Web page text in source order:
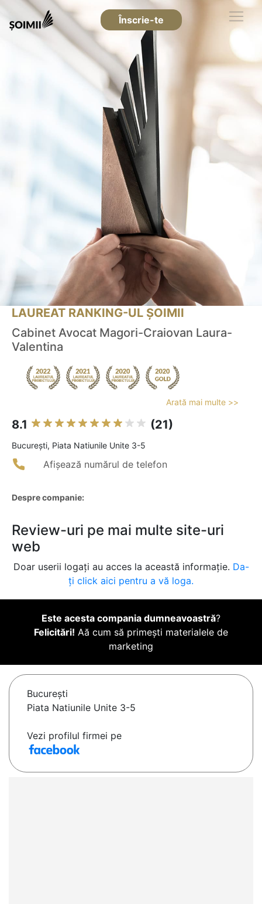
Înscrie-te
LAUREAT RANKING-UL ȘOIMII
Cabinet Avocat Magori-Craiovan Laura-
Valentina
Arată mai multe >>
8.1 (21)
Bucureşti, Piata Natiunile Unite 3-5
Afișează numărul de telefon
Despre companie:
Review-uri pe mai multe site-uri
web
Doar userii logați au acces la această informație. Da-
ți click aici pentru a vă loga.
Este acesta compania dumneavoastră?
Felicitări! Aă cum să primești materialele de
marketing
Bucureşti
Piata Natiunile Unite 3-5
Vezi profilul firmei pe